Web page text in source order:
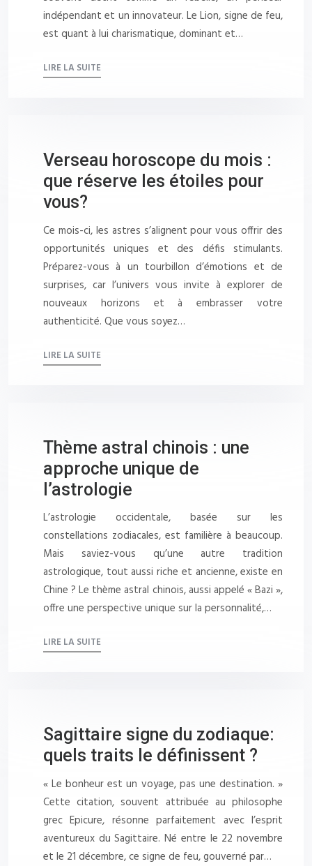
indépendant et un innovateur. Le Lion, signe de feu,
est quant à lui charismatique, dominant et…
LIRE LA SUITE
Verseau horoscope du mois :
que réserve les étoiles pour
vous?
Ce mois-ci, les astres s’alignent pour vous offrir des
opportunités uniques et des défis stimulants.
Préparez-vous à un tourbillon d’émotions et de
surprises, car l’univers vous invite à explorer de
nouveaux horizons et à embrasser votre
authenticité. Que vous soyez…
LIRE LA SUITE
Thème astral chinois : une
approche unique de
l’astrologie
L’astrologie occidentale, basée sur les
constellations zodiacales, est familière à beaucoup.
Mais saviez-vous qu’une autre tradition
astrologique, tout aussi riche et ancienne, existe en
Chine ? Le thème astral chinois, aussi appelé « Bazi »,
offre une perspective unique sur la personnalité,…
LIRE LA SUITE
Sagittaire signe du zodiaque:
quels traits le définissent ?
« Le bonheur est un voyage, pas une destination. »
Cette citation, souvent attribuée au philosophe
grec Epicure, résonne parfaitement avec l’esprit
aventureux du Sagittaire. Né entre le 22 novembre
et le 21 décembre, ce signe de feu, gouverné par…